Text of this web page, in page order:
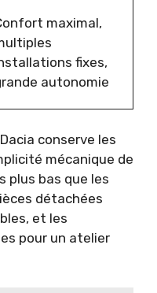
maximal,
fixes,
autonomie
conserve les
mécanique de
plus bas que les
détachées
et les
pour un atelier